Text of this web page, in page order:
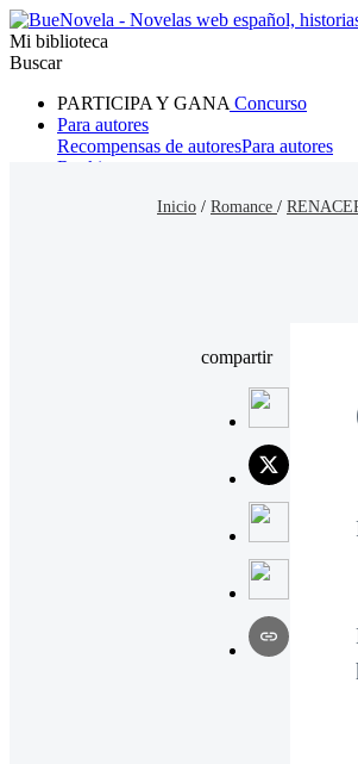
Mi biblioteca
Buscar
PARTICIPA Y GANA Concurso
Para autores
Recompensas de autoresPara autores
Ranking
Inicio / Romance /
compartir